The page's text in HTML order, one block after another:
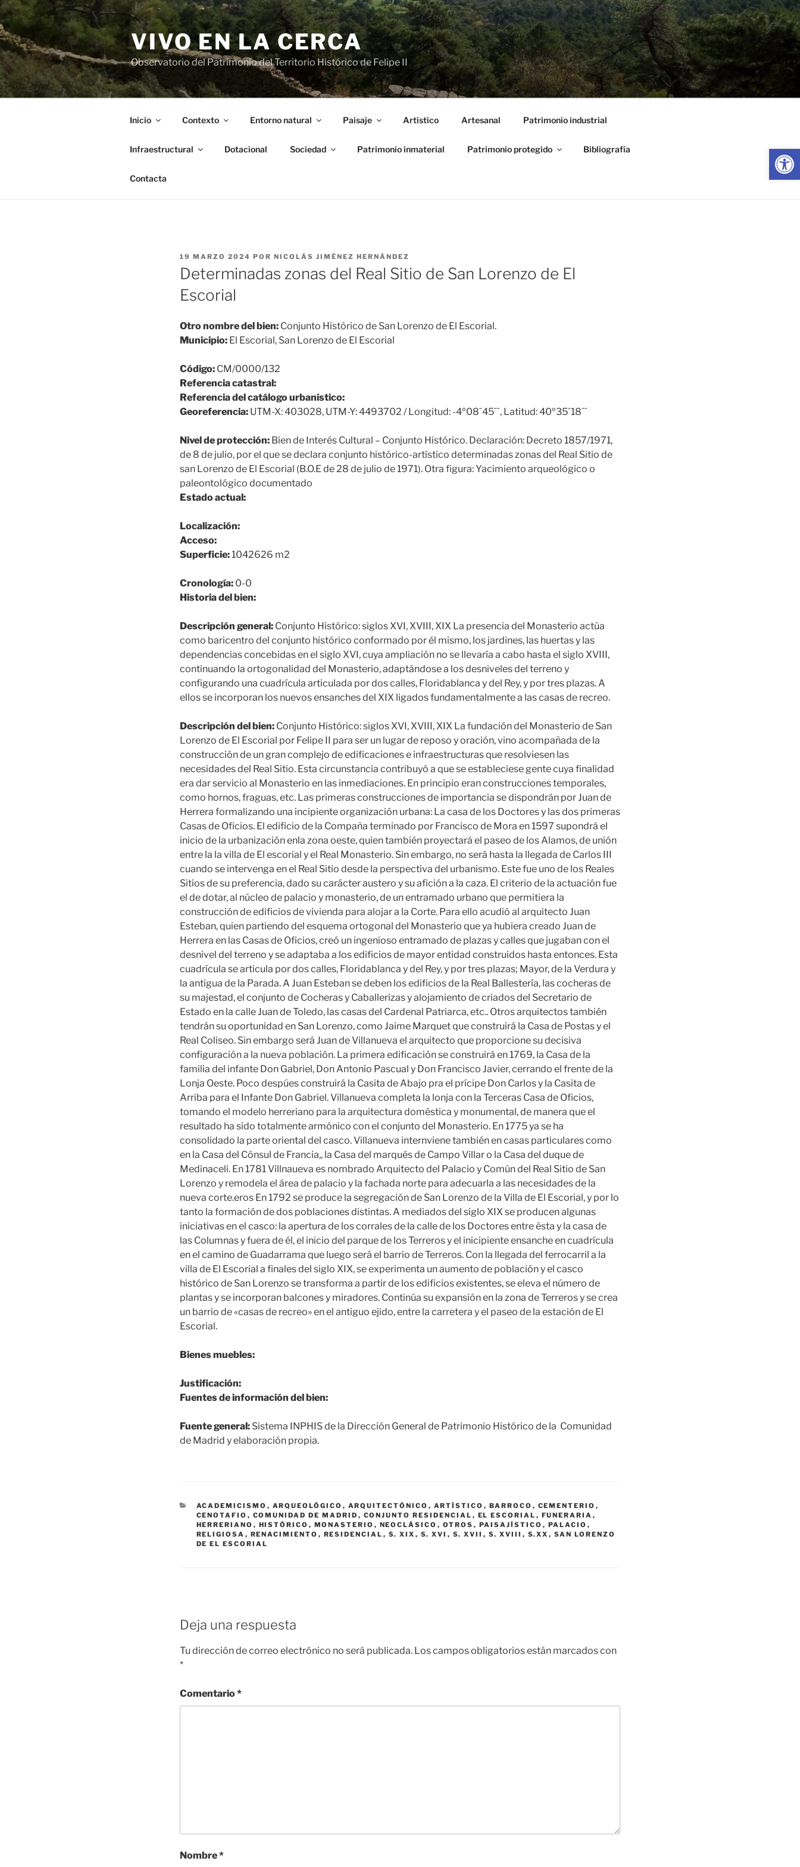
Abrir
Saltar
al
contenido
VIVO EN LA CERCA
Observatorio del Patrimonio del Territorio Histórico de Felipe II
Inicio Contexto Entorno natural Paisaje Artístico Artesanal Patrimonio industrial
Infraestructural Dotacional Sociedad Patrimonio inmaterial Patrimonio protegido Bibliografía
Contacta
PUBLICADO
EL
19 MARZO 2024 POR NICOLÁS JIMÉNEZ HERNÁNDEZ
Determinadas zonas del Real Sitio de San Lorenzo de El
Escorial
Otro nombre del bien: Conjunto Histórico de San Lorenzo de El Escorial.
Municipio: El Escorial, San Lorenzo de El Escorial
Código: CM/0000/132
Referencia catastral:
Referencia del catálogo urbanístico:
Georeferencia: UTM-X: 403028, UTM-Y: 4493702 / Longitud: -4º08´45´´, Latitud: 40º35´18´´
Nivel de protección: Bien de Interés Cultural – Conjunto Histórico. Declaración: Decreto 1857/1971,
de 8 de julio, por el que se declara conjunto histórico-artístico determinadas zonas del Real Sitio de
san Lorenzo de El Escorial (B.O.E de 28 de julio de 1971). Otra figura: Yacimiento arqueológico o
paleontológico documentado
Estado actual:
Localización:
Acceso:
Superficie:1042626 m2
Cronología: 0-0
Historia del bien:
Descripción general: Conjunto Histórico: siglos XVI, XVIII, XIX La presencia del Monasterio actúa
como baricentro del conjunto histórico conformado por él mismo, los jardines, las huertas y las
dependencias concebidas en el siglo XVI, cuya ampliación no se llevaría a cabo hasta el siglo XVIII,
continuando la ortogonalidad del Monasterio, adaptándose a los desniveles del terreno y
configurando una cuadrícula articulada por dos calles, Floridablanca y del Rey, y por tres plazas. A
ellos se incorporan los nuevos ensanches del XIX ligados fundamentalmente a las casas de recreo.
Descripción del bien: Conjunto Histórico: siglos XVI, XVIII, XIX La fundación del Monasterio de San
Lorenzo de El Escorial por Felipe II para ser un lugar de reposo y oración, vino acompañada de la
construcción de un gran complejo de edificaciones e infraestructuras que resolviesen las
necesidades del Real Sitio. Esta circunstancia contribuyó a que se estableciese gente cuya finalidad
era dar servicio al Monasterio en las inmediaciones. En principio eran construcciones temporales,
como hornos, fraguas, etc. Las primeras construcciones de importancia se dispondrán por Juan de
Herrera formalizando una incipiente organización urbana: La casa de los Doctores y las dos primeras
Casas de Oficios. El edificio de la Compaña terminado por Francisco de Mora en 1597 supondrá el
inicio de la urbanización enla zona oeste, quien también proyectará el paseo de los Alamos, de unión
entre la la villa de El escorial y el Real Monasterio. Sin embargo, no será hasta la llegada de Carlos III
cuando se intervenga en el Real Sitio desde la perspectiva del urbanismo. Este fue uno de los Reales
Sitios de su preferencia, dado su carácter austero y su afición a la caza. El criterio de la actuación fue
el de dotar, al núcleo de palacio y monasterio, de un entramado urbano que permitiera la
construcción de edificios de vivienda para alojar a la Corte. Para ello acudió al arquitecto Juan
Esteban, quien partiendo del esquema ortogonal del Monasterio que ya hubiera creado Juan de
Herrera en las Casas de Oficios, creó un ingenioso entramado de plazas y calles que jugaban con el
desnivel del terreno y se adaptaba a los edificios de mayor entidad construidos hasta entonces. Esta
cuadrícula se articula por dos calles, Floridablanca y del Rey, y por tres plazas; Mayor, de la Verdura y
la antigua de la Parada. A Juan Esteban se deben los edificios de la Real Ballestería, las cocheras de
su majestad, el conjunto de Cocheras y Caballerizas y alojamiento de criados del Secretario de
Estado en la calle Juan de Toledo, las casas del Cardenal Patriarca, etc.. Otros arquitectos también
tendrán su oportunidad en San Lorenzo, como Jaime Marquet que construirá la Casa de Postas y el
Real Coliseo. Sin embargo será Juan de Villanueva el arquitecto que proporcione su decisiva
configuración a la nueva población. La primera edificación se construirá en 1769, la Casa de la
familia del infante Don Gabriel, Don Antonio Pascual y Don Francisco Javier, cerrando el frente de la
Lonja Oeste. Poco despúes construirá la Casita de Abajo pra el prícipe Don Carlos y la Casita de
Arriba para el Infante Don Gabriel. Villanueva completa la lonja con la Terceras Casa de Oficios,
tomando el modelo herreriano para la arquitectura doméstica y monumental, de manera que el
resultado ha sido totalmente armónico con el conjunto del Monasterio. En 1775 ya se ha
consolidado la parte oriental del casco. Villanueva internviene también en casas particulares como
en la Casa del Cónsul de Francia,, la Casa del marqués de Campo Villar o la Casa del duque de
Medinaceli. En 1781 Villnaueva es nombrado Arquitecto del Palacio y Común del Real Sitio de San
Lorenzo y remodela el área de palacio y la fachada norte para adecuarla a las necesidades de la
nueva corte.eros En 1792 se produce la segregación de San Lorenzo de la Villa de El Escorial, y por lo
tanto la formación de dos poblaciones distintas. A mediados del siglo XIX se producen algunas
iniciativas en el casco: la apertura de los corrales de la calle de los Doctores entre ésta y la casa de
las Columnas y fuera de él, el inicio del parque de los Terreros y el inicipiente ensanche en cuadrícula
en el camino de Guadarrama que luego será el barrio de Terreros. Con la llegada del ferrocarril a la
villa de El Escorial a finales del siglo XIX, se experimenta un aumento de población y el casco
histórico de San Lorenzo se transforma a partir de los edificios existentes, se eleva el número de
plantas y se incorporan balcones y miradores. Continúa su expansión en la zona de Terreros y se crea
un barrio de «casas de recreo» en el antiguo ejido, entre la carretera y el paseo de la estación de El
Escorial.
Bienes muebles:
Justificación:
Fuentes de información del bien:
Fuente general: Sistema INPHIS de la Dirección General de Patrimonio Histórico de la Comunidad
de Madrid y elaboración propia.
CATEGORÍAS
ACADEMICISMO , ARQUEOLÓGICO , ARQUITECTÓNICO , ARTÍSTICO , BARROCO , CEMENTERIO ,
CENOTAFIO , COMUNIDAD DE MADRID , CONJUNTO RESIDENCIAL , EL ESCORIAL , FUNERARIA ,
HERRERIANO , HISTÓRICO , MONASTERIO , NEOCLÁSICO , OTROS , PAISAJÍSTICO , PALACIO ,
RELIGIOSA , RENACIMIENTO , RESIDENCIAL , S. XIX , S. XVI , S. XVII , S. XVIII , S.XX , SAN LORENZO
DE EL ESCORIAL
Deja una respuesta
Tu dirección de correo electrónico no será publicada. Los campos obligatorios están marcados con
*
Comentario*
Nombre*